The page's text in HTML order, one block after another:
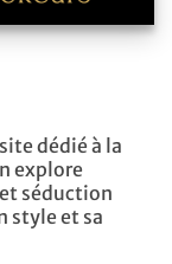
dédié à la
explore
séduction
style et sa